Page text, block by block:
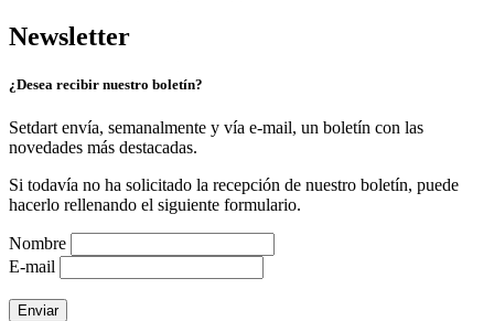
Newsletter
¿Desea recibir nuestro boletín?
Setdart envía, semanalmente y vía e-mail, un boletín con las
novedades más destacadas.
Si todavía no ha solicitado la recepción de nuestro boletín, puede
hacerlo rellenando el siguiente formulario.
Nombre
E-mail